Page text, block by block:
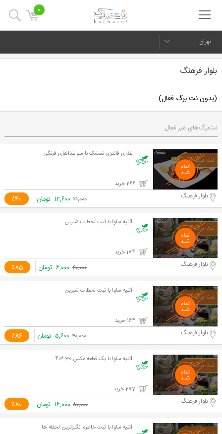
0
تهران
بلوار فرهنگ
(بدون نت برگ فعال)
نت‌برگ‌های غیر فعال
غذای فانتزی تمشک با منو غذاهای فرنگی
٪40 بلوار فرهنگ ۲۱,۰۰۰ ۱۲,۶۰۰ تومان
آتلیه ساوا با ثبت لحظات شیرین
٪85 بلوار فرهنگ ۴۰,۰۰۰ ۶,۰۰۰ تومان
آتلیه ساوا با ثبت لحظات شیرین
٪86 بلوار فرهنگ ۴۰,۰۰۰ ۵,۶۰۰ تومان
آتلیه ساوا با یک قطعه عکس 30 *40
٪80 بلوار فرهنگ ۸۰,۰۰۰ ۱۶,۰۰۰ تومان
آتلیه ساوا با ثبت خاطره انگیزترین لحظه ها